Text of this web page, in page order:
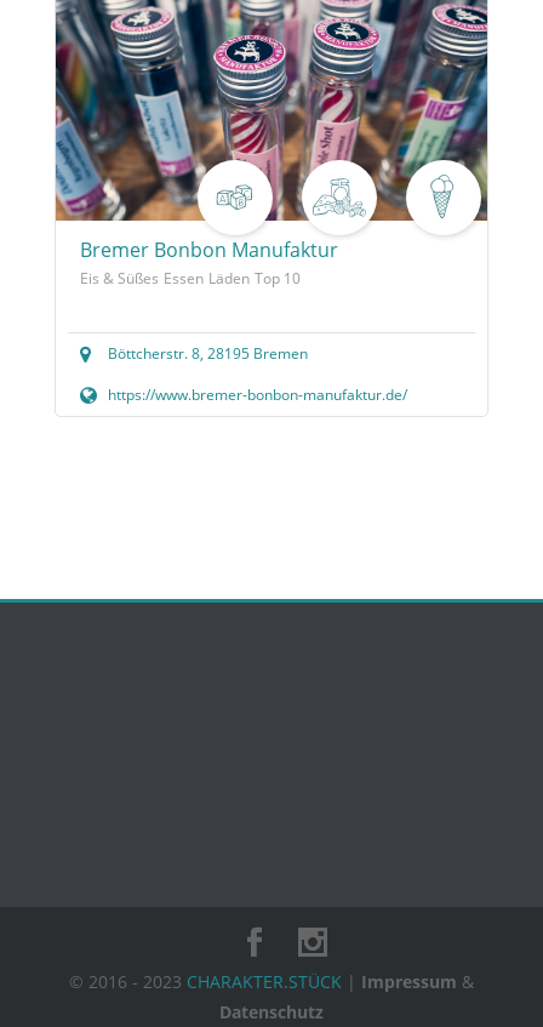
Bremer Bonbon Manufaktur
Eis & Süßes Essen Läden Top 10
Böttcherstr. 8, 28195 Bremen
https://www.bremer-bonbon-manufaktur.de/
© 2016 - 2023 CHARAKTER.STÜCK | Impressum &
Datenschutz